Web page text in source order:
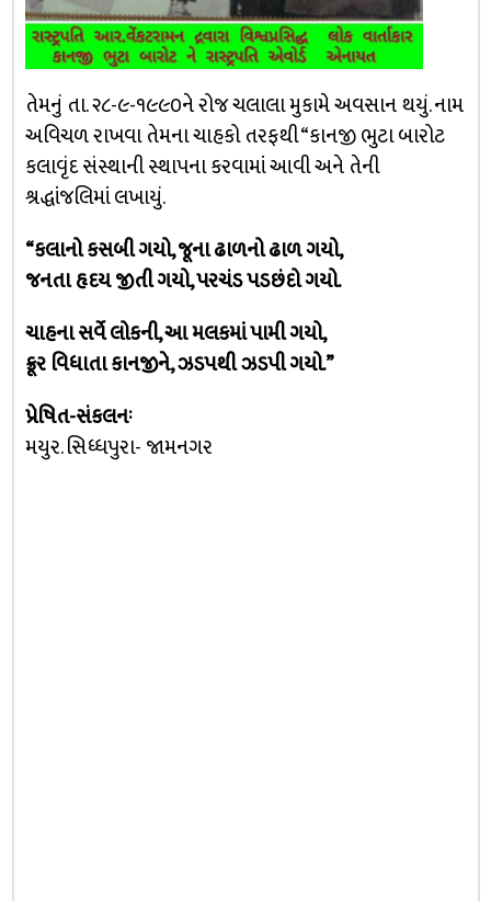
તેમનું તા. ૨૮-૯-૧૯૯૦ને રોજ ચલાલા મુકામે અવસાન થયું. નામ
અવિચળ રાખવા તેમના ચાહકો તરફથી “કાનજી ભુટા બારોટ
કલાવૃંદ સંસ્થાની સ્થાપના કરવામાં આવી અને તેની
શ્રદ્ધાંજલિમાં લખાયું.
“કલાનો કસબી ગયો, જૂના ઢાળનો ઢાળ ગયો,
જનતા હૃદય જીતી ગયો, પરચંડ પડછંદો ગયો.
ચાહના સર્વે લોકની, આ મલકમાં પામી ગયો,
ક્રૂર વિધાતા કાનજીને, ઝડપથી ઝડપી ગયો.”
પ્રેષિત-સંકલનઃ
મયુર. સિધ્ધપુરા- જામનગર